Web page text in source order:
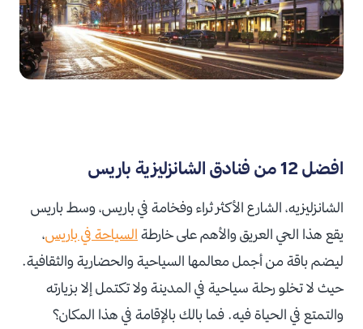
افضل 12 من فنادق الشانزليزية باريس
الشانزليزيه، الشارع الأكثر ثراء وفخامة في باريس، وسط باريس
يقع هذا الحي العريق والأهم على خارطة السياحة في باريس،
ليضم باقة من أجمل معالمها السياحية والحضارية والثقافية.
حيث لا تخلو رحلة سياحية في المدينة ولا تكتمل إلا بزيارته
والتمتع في الحياة فيه. فما بالك بالإقامة في هذا المكان؟